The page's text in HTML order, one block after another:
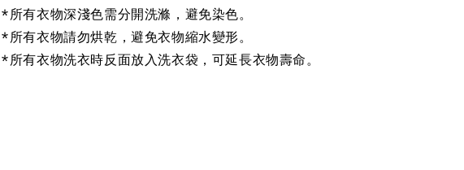
*所有衣物深淺色需分開洗滌，避免染色。
*所有衣物請勿烘乾，避免衣物縮水變形。
*所有衣物洗衣時反面放入洗衣袋，可延長衣物壽命。